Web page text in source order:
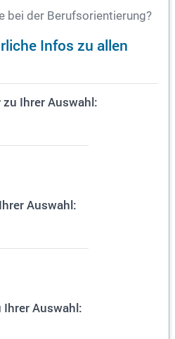
bei der Berufsorientierung?
Infos zu allen
zu Ihrer Auswahl:
Auswahl:
Ihrer Auswahl: